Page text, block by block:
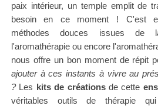
paix intérieur, un temple emplit de
besoin en ce moment ! C'est
méthodes douces issues de
l'aromathérapie ou encore
nous offre un bon moment de répit
ajouter à ces instants à vivre au
?Les kits de créationsde cette
véritables outils de thérapie